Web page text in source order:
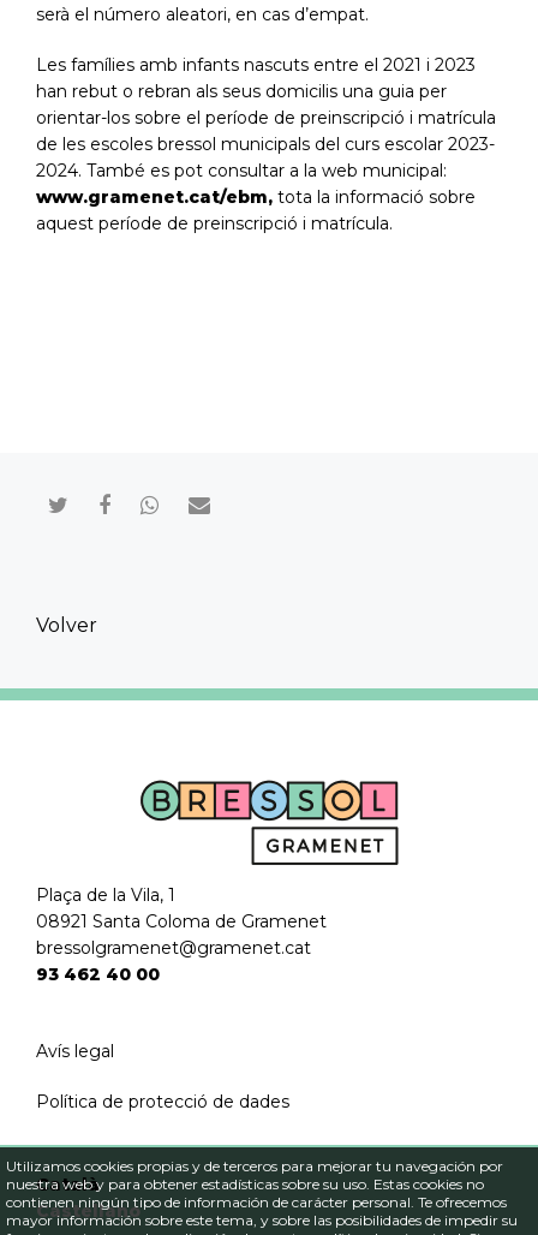
Utilizamos cookies propias y de terceros para mejorar tu navegación por
nuestra web y para obtener estadísticas sobre su uso. Estas cookies no
contienen ningún tipo de información de carácter personal. Te ofrecemos
mayor información sobre este tema, y sobre las posibilidades de impedir su
Volver
serà el número aleatori, en cas d’empat.
Les famílies amb infants nascuts entre el 2021 i 2023
han rebut o rebran als seus domicilis una guia per
orientar-los sobre el període de preinscripció i matrícula
de les escoles bressol municipals del curs escolar 2023-
2024. També es pot consultar a la web municipal:
www.gramenet.cat/ebm, tota la informació sobre
aquest període de preinscripció i matrícula.
Plaça de la Vila, 1
08921 Santa Coloma de Gramenet
bressolgramenet@gramenet.cat
93 462 40 00
Avís legal
Política de protecció de dades
Català
Castellano